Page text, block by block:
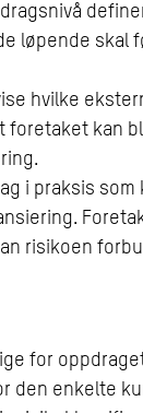
løpende skal
hvilke
foretaket kan
i praksis som
risikoen
for
den enkelte